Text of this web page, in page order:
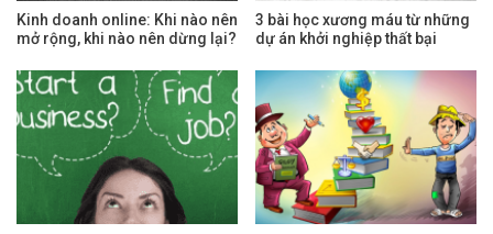
Kinh doanh online: Khi nào nên
mở rộng, khi nào nên dừng lại?
3 bài học xương máu từ những
dự án khởi nghiệp thất bại